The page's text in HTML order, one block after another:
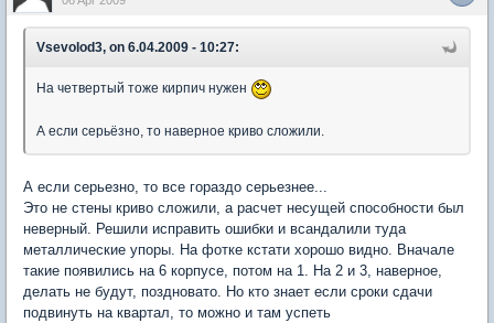
Vsevolod3, on 6.04.2009 - 10:27:
На четвертый тоже кирпич нужен
А если серьёзно, то наверное криво сложили.
А если серьезно, то все гораздо серьезнее...
Это не стены криво сложили, а расчет несущей способности был
неверный. Решили исправить ошибки и всандалили туда
металлические упоры. На фотке кстати хорошо видно. Вначале
такие появились на 6 корпусе, потом на 1. На 2 и 3, наверное,
делать не будут, поздновато. Но кто знает если сроки сдачи
подвинуть на квартал, то можно и там успеть